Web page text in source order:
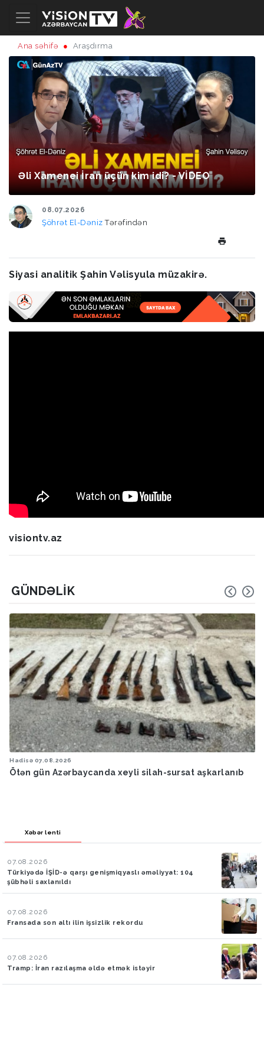
Ana səhifə Araşdırma
Əli Xamenei İran üçün kim idi? - VİDEO
08.07.2026
Şöhrət El-DənizTərəfindən
Siyasi analitik Şahin Vəlisyula müzakirə.
visiontv.az
GÜNDƏLIK
Hadisə 07.08.2026
Ötən gün Azərbaycanda xeyli silah-sursat aşkarlanıb
Xəbər lenti
07.08.2026
Türkiyədə İŞİD-ə qarşı genişmiqyaslı əməliyyat: 104
şübhəli saxlanıldı
07.08.2026
Fransada son altı ilin işsizlik rekordu
07.08.2026
Tramp: İran razılaşma əldə etmək istəyir